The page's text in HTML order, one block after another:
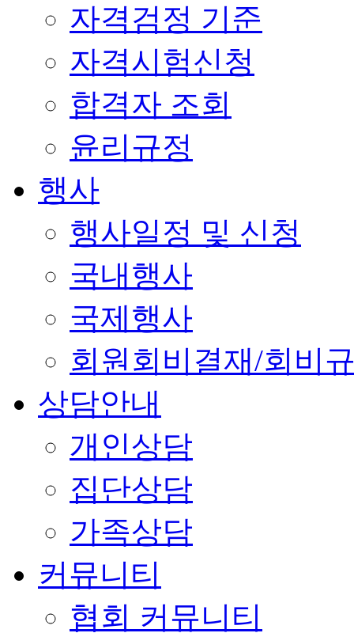
자격검정 기준
자격시험신청
합격자 조회
윤리규정
행사
행사일정 및 신청
국내행사
국제행사
회원회비결재/회비
상담안내
개인상담
집단상담
가족상담
커뮤니티
협회 커뮤니티